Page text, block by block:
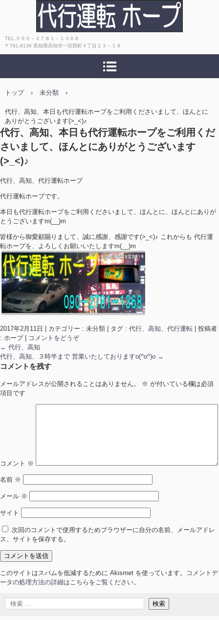
高知 おすすめ！キャッシュレス決
済OK！安心・安全・丁寧で評判！代
行運転ホープ
TEL.０９０－２７８１－１３６８
〒781-8136 高知県高知市一宮西町４丁目２３－１８
トップ › 未分類 ›
代行、高知、本日も代行運転ホープをご利用くださいまして、ほんとに
ありがとうございます(>_<)♪
代行、高知、本日も代行運転ホープをご利用くだ
さいまして、ほんとにありがとうございます
(>_<)♪
代行、高知、代行運転ホープ
代行運転ホープです。
本日も代行運転ホープをご利用くださいまして、ほんとに、ほんとにありが
とうございますm(__)m
皆様から御愛顧賜りまして、誠に感謝、感謝です(>_<)♪ これからも 代行運
転ホープを、よろしくお願いいたしますm(__)m
2017年2月11日 カテゴリー : 未分類 タグ : 代行、高知、代行運転
投稿者
: ホープ
コメントをどうぞ
← 代行、高知
代行、高知、３時半まで 営業いたしておりますo(^o^)o →
コメントを残す
メールアドレスが公開されることはありません。 ※ が付いている欄は必須
項目です
コメント ※
名前 ※
メール ※
サイト
次回のコメントで使用するためブラウザーに自分の名前、メールアドレ
ス、サイトを保存する。
このサイトはスパムを低減するために Akismet を使っています。
コメントデ
ータの処理方法の詳細はこちらをご覧ください。